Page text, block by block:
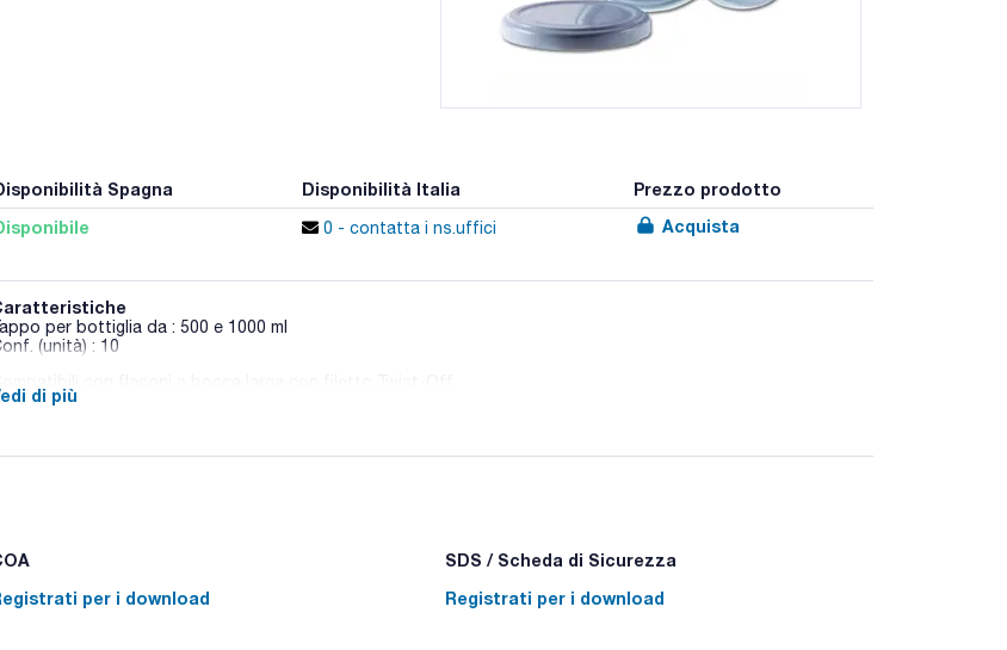
Spagna Disponibilità Italia Prezzo prodotto
0 - contatta i ns.uffici Acquista
per bottiglia da : 500 e 1000 ml
(unità) : 10
di più
per i download
SDS / Scheda di Sicurezza
Registrati per i download